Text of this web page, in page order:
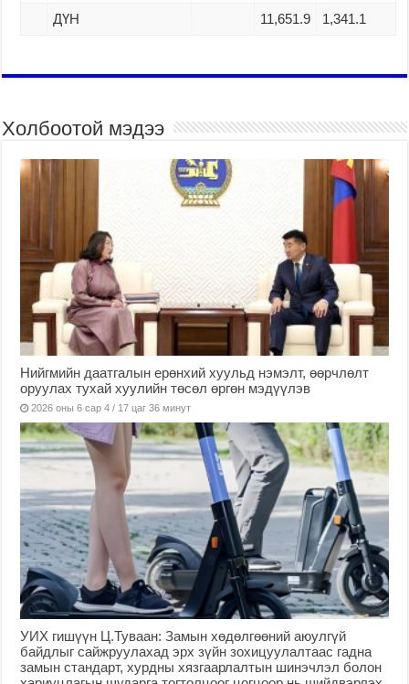
ДҮН 11,651.9 1,341.1
Холбоотой мэдээ
Нийгмийн даатгалын ерөнхий хуульд нэмэлт, өөрчлөлт
оруулах тухай хуулийн төсөл өргөн мэдүүлэв
2026 оны 6 сар 4 / 17 цаг 36 минут
УИХ гишүүн Ц.Туваан: Замын хөдөлгөөний аюулгүй
байдлыг сайжруулахад эрх зүйн зохицуулалтаас гадна
замын стандарт, хурдны хязгаарлалтын шинэчлэл болон